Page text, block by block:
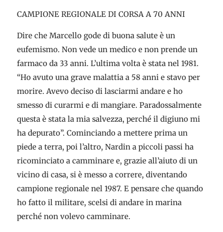
CAMPIONE REGIONALE DI CORSA A 70 ANNI
Dire che Marcello gode di buona salute è un
eufemismo. Non vede un medico e non prende un
farmaco da 33 anni. L’ultima volta è stata nel 1981.
“Ho avuto una grave malattia a 58 anni e stavo per
morire. Avevo deciso di lasciarmi andare e ho
smesso di curarmi e di mangiare. Paradossalmente
questa è stata la mia salvezza, perché il digiuno mi
ha depurato”. Cominciando a mettere prima un
piede a terra, poi l’altro, Nardin a piccoli passi ha
ricominciato a camminare e, grazie all’aiuto di un
vicino di casa, si è messo a correre, diventando
campione regionale nel 1987. E pensare che quando
ho fatto il militare, scelsi di andare in marina
perché non volevo camminare.